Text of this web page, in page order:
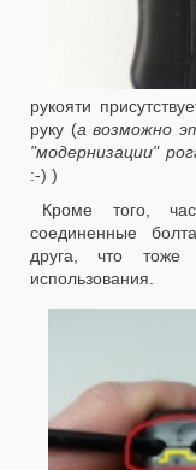
рукояти
руку (а возможно
"модернизации"
:-) )
Кроме того,
соединенные
друга, что тоже
использования.